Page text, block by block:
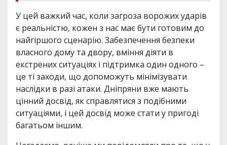
У цей важкий час, коли загроза ворожих ударів
є реальністю, кожен з нас має бути готовим до
найгіршого сценарію. Забезпечення безпеки
власного дому та двору, вміння діяти в
екстрених ситуаціях і підтримка один одного –
це ті заходи, що допоможуть мінімізувати
наслідки в разі атаки. Дніпряни вже мають
цінний досвід, як справлятися з подібними
ситуаціями, і цей досвід може стати у пригоді
багатьом іншим.